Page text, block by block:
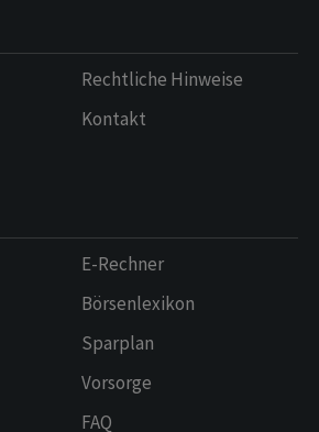
Rechtliche Hinweise
Kontakt
E-Rechner
Börsenlexikon
Sparplan
Vorsorge
FAQ